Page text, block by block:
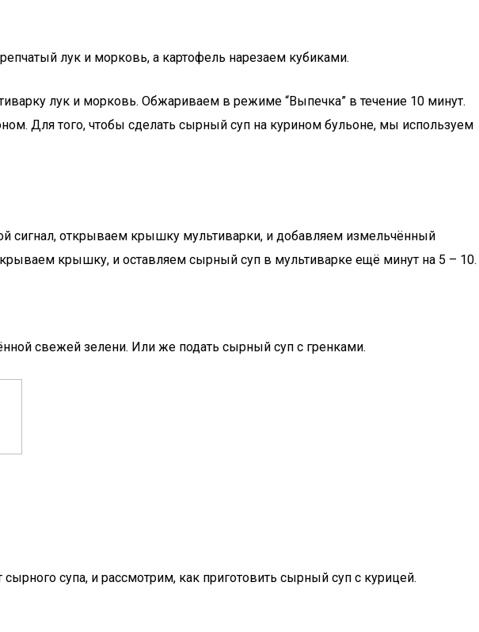
лук и морковь, а картофель нарезаем кубиками.
лук и морковь. Обжариваем в режиме “Выпечка” в течение 10 минут.
Для того, чтобы сделать сырный суп на курином бульоне, мы используем
сигнал, открываем крышку мультиварки, и добавляем измельчённый
крышку, и оставляем сырный суп в мультиварке ещё минут на 5 – 10.
свежей зелени. Или же подать сырный суп с гренками.
супа, и рассмотрим, как приготовить сырный суп с курицей.